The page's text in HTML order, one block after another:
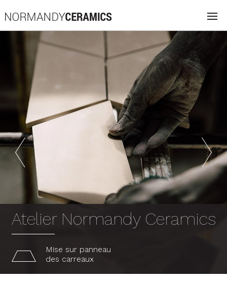
Atelier Normandy Ceramics
Mise sur panneau
des carreaux
Previous Next